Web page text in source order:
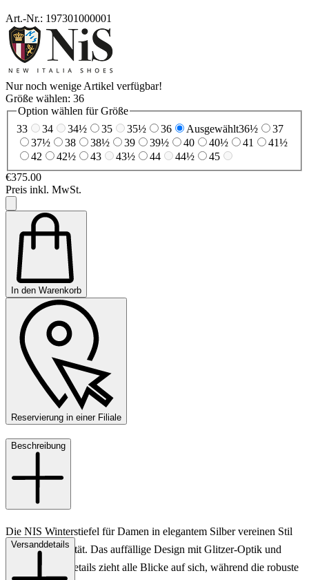
Art.-Nr.: 197301000001
Nur noch wenige Artikel verfügbar!
Größe wählen: 36
Option wählen für Größe
33
34 34½ 35 35½ 36 Ausgewählt36½
37
37½
38 38½ 39 39½ 40 40½ 41
41½
42
42½ 43 43½ 44 44½
45
€375.00
Preis inkl. MwSt.
In den Warenkorb
Reservierung in einer Filiale
Beschreibung
Die NIS Winterstiefel für Damen in elegantem Silber vereinen Stil
und Funktionalität. Das auffällige Design mit Glitzer-Optik und
goldfarbenen Details zieht alle Blicke auf sich, während die robuste
Versanddetails